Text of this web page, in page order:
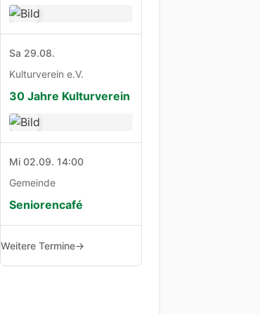
Sa 29.08.
Kulturverein e.V.
30 Jahre Kulturverein
Mi 02.09. 14:00
Gemeinde
Seniorencafé
Weitere Termine→